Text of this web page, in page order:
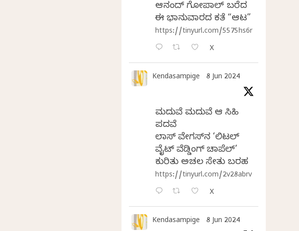
ಆನಂದ್‌ ಗೋಪಾಲ್‌ ಬರೆದ
ಈ ಭಾನುವಾರದ ಕತೆ “ಆಟ”
https://tinyurl.com/5575hs6r
X
Kendasampige 8 Jun 2024
ಮದುವೆ ಮದುವೆ ಆ ಸಿಹಿ
ಪದವೆ
ಲಾಸ್‌ ವೇಗಸ್‌ನ ‘ಲಿಟಲ್
ವೈಟ್ ವೆಡ್ಡಿಂಗ್ ಚಾಪೆಲ್’
ಕುರಿತು ಅಚಲ ಸೇತು ಬರಹ
https://tinyurl.com/2v28abrv
X
Kendasampige 8 Jun 2024